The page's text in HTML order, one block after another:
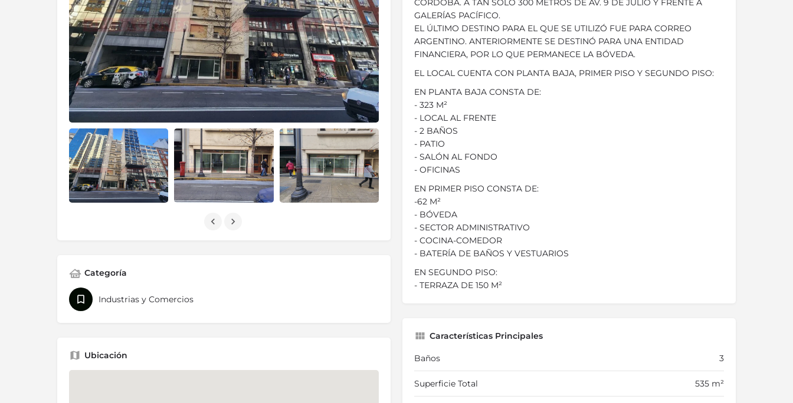
Categoría
Industrias y Comercios
Ubicación
CÓRDOBA. A TAN SÓLO 300 METROS DE AV. 9 DE JULIO Y FRENTE A
GALERÍAS PACÍFICO.
EL ÚLTIMO DESTINO PARA EL QUE SE UTILIZÓ FUE PARA CORREO
ARGENTINO. ANTERIORMENTE SE DESTINÓ PARA UNA ENTIDAD
FINANCIERA, POR LO QUE PERMANECE LA BÓVEDA.
EL LOCAL CUENTA CON PLANTA BAJA, PRIMER PISO Y SEGUNDO PISO:
EN PLANTA BAJA CONSTA DE:
- 323 M²
- LOCAL AL FRENTE
- 2 BAÑOS
- PATIO
- SALÓN AL FONDO
- OFICINAS
EN PRIMER PISO CONSTA DE:
-62 M²
- BÓVEDA
- SECTOR ADMINISTRATIVO
- COCINA-COMEDOR
- BATERÍA DE BAÑOS Y VESTUARIOS
EN SEGUNDO PISO:
- TERRAZA DE 150 M²
Características Principales
Baños 3
Superficie Total 535 m²